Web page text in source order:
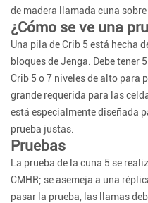
de madera llamada cuna sobre
¿Cómo se ve una
Una pila de Crib 5 está hecha
bloques de Jenga. Debe tener
Crib 5 o 7 niveles de alto para
grande requerida para las
está especialmente diseñada
prueba justas.
Pruebas
La prueba de la cuna 5 se
CMHR; se asemeja a una
pasar la prueba, las llamas